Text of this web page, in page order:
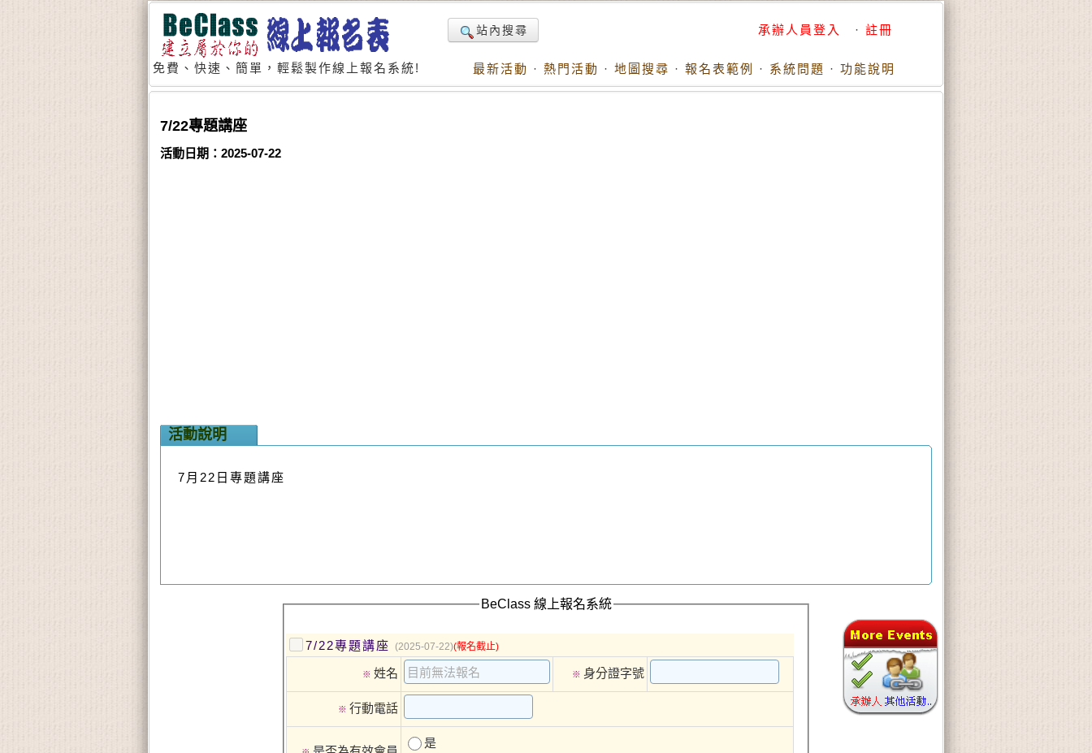
免費、快速、簡單，輕鬆製作線上報名系統!
站內搜尋 承辦人員登入 · 註冊
最新活動 · 熱門活動 · 地圖搜尋 · 報名表範例 · 系統問題 · 功能說明
7/22專題講座
活動日期：2025-07-22
活動說明
7月22日專題講座
BeClass 線上報名系統
7/22專題講座 (2025-07-22)(報名截止)
※ 姓名 ※ 身分證字號
※ 行動電話
是